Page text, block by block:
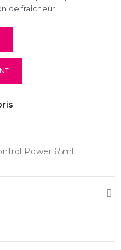
de fraîcheur.
Power 65ml